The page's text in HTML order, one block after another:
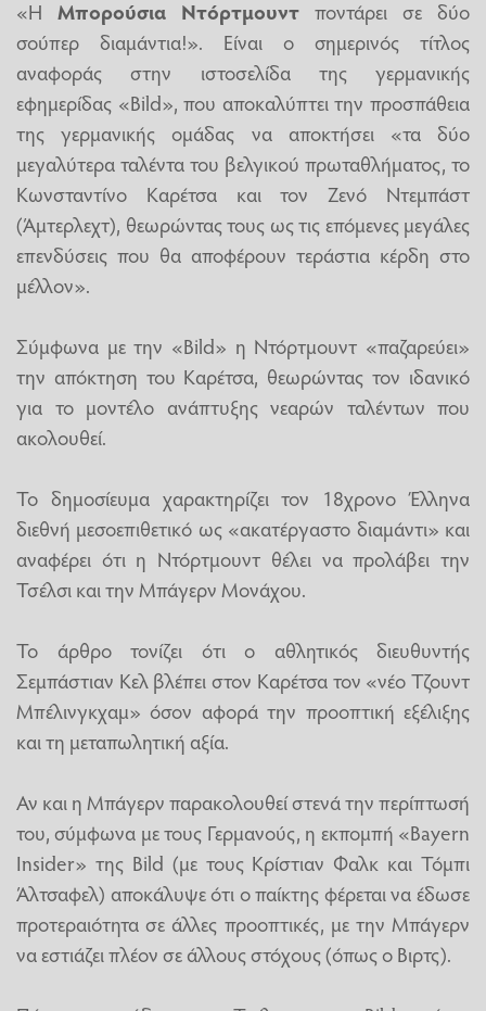
«Η Μπορούσια Ντόρτμουντ ποντάρει σε δύο
σούπερ διαμάντια!». Είναι ο σημερινός τίτλος
αναφοράς στην ιστοσελίδα της γερμανικής
εφημερίδας «Bild», που αποκαλύπτει την προσπάθεια
της γερμανικής ομάδας να αποκτήσει «τα δύο
μεγαλύτερα ταλέντα του βελγικού πρωταθλήματος, το
Κωνσταντίνο Καρέτσα και τον Ζενό Ντεμπάστ
(Άμτερλεχτ), θεωρώντας τους ως τις επόμενες μεγάλες
επενδύσεις που θα αποφέρουν τεράστια κέρδη στο
μέλλον».
Σύμφωνα με την «Bild» η Ντόρτμουντ «παζαρεύει»
την απόκτηση του Καρέτσα, θεωρώντας τον ιδανικό
για το μοντέλο ανάπτυξης νεαρών ταλέντων που
ακολουθεί.
Το δημοσίευμα χαρακτηρίζει τον 18χρονο Έλληνα
διεθνή μεσοεπιθετικό ως «ακατέργαστο διαμάντι» και
αναφέρει ότι η Ντόρτμουντ θέλει να προλάβει την
Τσέλσι και την Μπάγερν Μονάχου.
Το άρθρο τονίζει ότι ο αθλητικός διευθυντής
Σεμπάστιαν Κελ βλέπει στον Καρέτσα τον «νέο Τζουντ
Μπέλινγκχαμ» όσον αφορά την προοπτική εξέλιξης
και τη μεταπωλητική αξία.
Αν και η Μπάγερν παρακολουθεί στενά την περίπτωσή
του, σύμφωνα με τους Γερμανούς, η εκπομπή «Bayern
Insider» της Bild (με τους Κρίστιαν Φαλκ και Τόμπι
Άλτσαφελ) αποκάλυψε ότι ο παίκτης φέρεται να έδωσε
προτεραιότητα σε άλλες προοπτικές, με την Μπάγερν
να εστιάζει πλέον σε άλλους στόχους (όπως ο Βιρτς).